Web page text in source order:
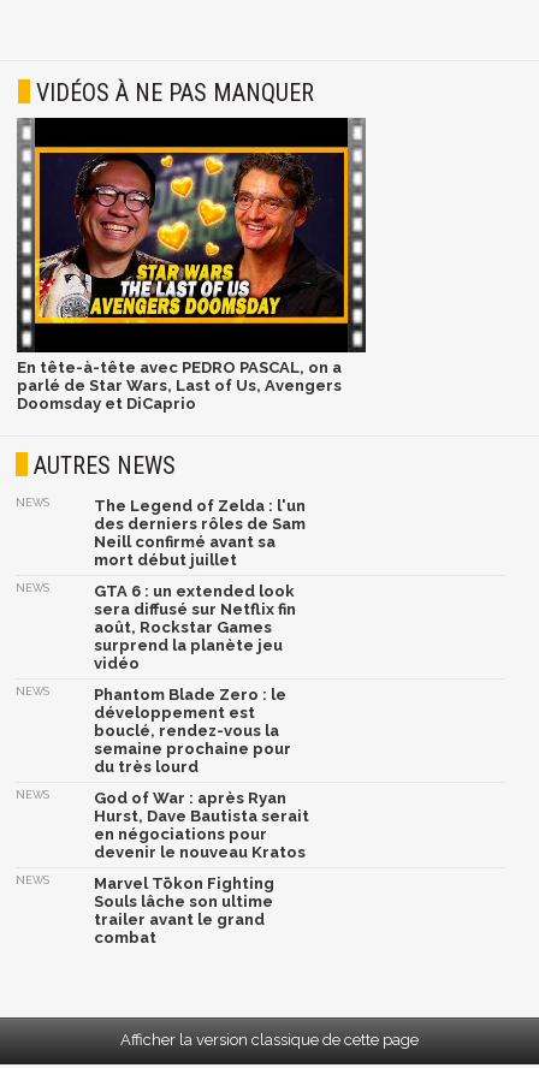
VIDÉOS À NE PAS MANQUER
En tête-à-tête avec PEDRO PASCAL, on a
parlé de Star Wars, Last of Us, Avengers
Doomsday et DiCaprio
AUTRES NEWS
NEWS
The Legend of Zelda : l'un
des derniers rôles de Sam
Neill confirmé avant sa
mort début juillet
NEWS
GTA 6 : un extended look
sera diffusé sur Netflix fin
août, Rockstar Games
surprend la planète jeu
vidéo
NEWS
Phantom Blade Zero : le
développement est
bouclé, rendez-vous la
semaine prochaine pour
du très lourd
NEWS
God of War : après Ryan
Hurst, Dave Bautista serait
en négociations pour
devenir le nouveau Kratos
NEWS
Marvel Tōkon Fighting
Souls lâche son ultime
trailer avant le grand
combat
Afficher la version classique de cette page